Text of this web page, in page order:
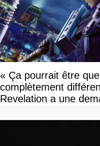
« Ça pourrait être
complètement
Revelation a une